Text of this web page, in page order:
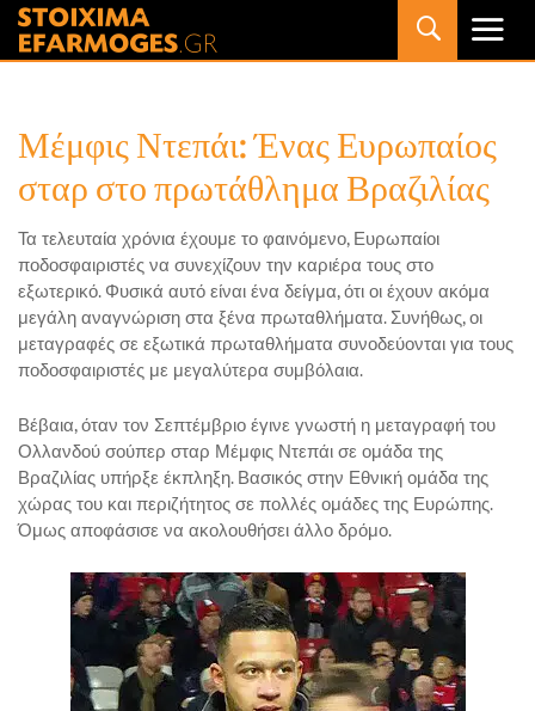
Μέμφις Ντεπάι: Ένας Ευρωπαίος
σταρ στο πρωτάθλημα Βραζιλίας
Τα τελευταία χρόνια έχουμε το φαινόμενο, Ευρωπαίοι
ποδοσφαιριστές να συνεχίζουν την καριέρα τους στο
εξωτερικό. Φυσικά αυτό είναι ένα δείγμα, ότι οι έχουν ακόμα
μεγάλη αναγνώριση στα ξένα πρωταθλήματα. Συνήθως, οι
μεταγραφές σε εξωτικά πρωταθλήματα συνοδεύονται για τους
ποδοσφαιριστές με μεγαλύτερα συμβόλαια.
Βέβαια, όταν τον Σεπτέμβριο έγινε γνωστή η μεταγραφή του
Ολλανδού σούπερ σταρ Μέμφις Ντεπάι σε ομάδα της
Βραζιλίας υπήρξε έκπληξη. Βασικός στην Εθνική ομάδα της
χώρας του και περιζήτητος σε πολλές ομάδες της Ευρώπης.
Όμως αποφάσισε να ακολουθήσει άλλο δρόμο.